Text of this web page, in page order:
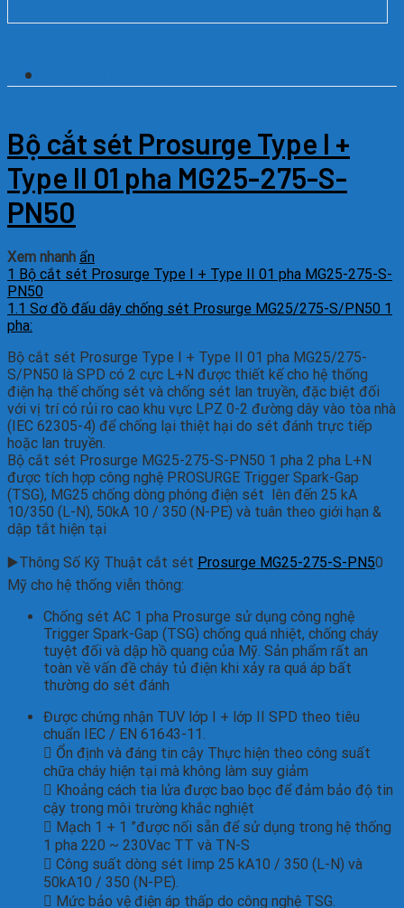
Bộ cắt sét Prosurge Type I +
Type II 01 pha MG25-275-S-
PN50
Xem nhanh ẩn
1 Bộ cắt sét Prosurge Type I + Type II 01 pha MG25-275-S-
PN50
1.1 Sơ đồ đấu dây chống sét Prosurge MG25/275-S/PN50 1
pha:
Bộ cắt sét Prosurge Type I + Type II 01 pha MG25/275-
S/PN50 là SPD có 2 cực L+N được thiết kế cho hệ thống
điện hạ thế chống sét và chống sét lan truyền, đặc biệt đối
với vị trí có rủi ro cao khu vực LPZ 0-2 đường dây vào tòa nhà
(IEC 62305-4) để chống lại thiệt hại do sét đánh trực tiếp
hoặc lan truyền.
Bộ cắt sét Prosurge MG25-275-S-PN50 1 pha 2 pha L+N
được tích hợp công nghệ PROSURGE Trigger Spark-Gap
(TSG), MG25 chống dòng phóng điện sét lên đến 25 kA
10/350 (L-N), 50kA 10 / 350 (N-PE) và tuân theo giới hạn &
dập tắt hiện tại
▶️Thông Số Kỹ Thuật cắt sét Prosurge MG25-275-S-PN50
Mỹ cho hệ thống viễn thông:
Chống sét AC 1 pha Prosurge sử dụng công nghệ
Trigger Spark-Gap (TSG) chống quá nhiệt, chống cháy
tuyệt đối và dập hồ quang của Mỹ. Sản phẩm rất an
toàn về vấn đề cháy tủ điện khi xảy ra quá áp bất
thường do sét đánh
Được chứng nhận TUV lớp I + lớp II SPD theo tiêu
chuẩn IEC / EN 61643-11.
 Ổn định và đáng tin cậy Thực hiện theo công suất
chữa cháy hiện tại mà không làm suy giảm
 Khoảng cách tia lửa được bao bọc để đảm bảo độ tin
cậy trong môi trường khắc nghiệt
 Mạch 1 + 1 ”được nối sẵn để sử dụng trong hệ thống
1 pha 220 ~ 230Vac TT và TN-S
 Công suất dòng sét Iimp 25 kA10 / 350 (L-N) và
50kA10 / 350 (N-PE).
 Mức bảo vệ điện áp thấp do công nghệ TSG.